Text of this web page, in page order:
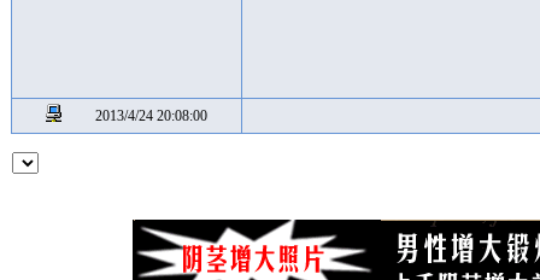
2013/4/24 20:08:00